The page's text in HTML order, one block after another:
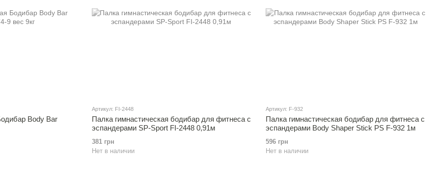
Body Bar
Артикул: FI-2448
Палка гимнастическая бодибар для фитнеса с
эспандерами SP-Sport FI-2448 0,91м
381 грн
Нет в наличии
Артикул: F-932
Палка гимнастическая бодибар для фитнеса с
эспандерами Body Shaper Stick PS F-932 1м
596 грн
Нет в наличии